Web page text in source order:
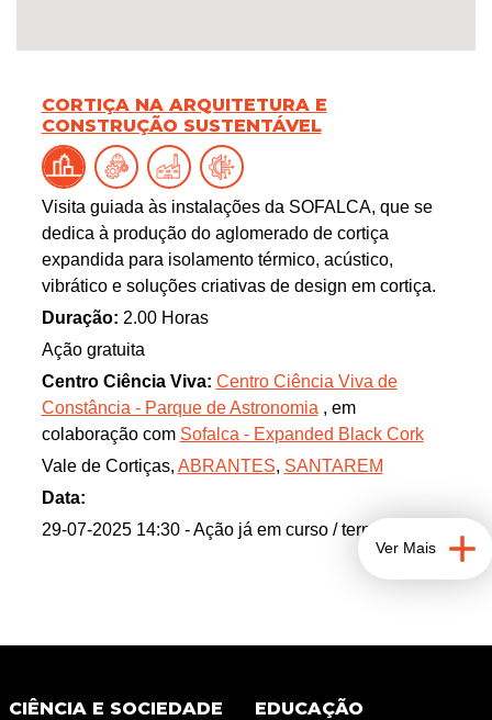
CORTIÇA NA ARQUITETURA E
CONSTRUÇÃO SUSTENTÁVEL
Visita guiada às instalações da SOFALCA, que se
dedica à produção do aglomerado de cortiça
expandida para isolamento térmico, acústico,
vibrático e soluções criativas de design em cortiça.
Duração: 2.00 Horas
Ação gratuita
Centro Ciência Viva: Centro Ciência Viva de
Constância - Parque de Astronomia , em
colaboração com Sofalca - Expanded Black Cork
Vale de Cortiças, ABRANTES, SANTAREM
Data:
29-07-2025 14:30 - Ação já em curso / terminada
Ver Mais
CIÊNCIA E SOCIEDADE EDUCAÇÃO